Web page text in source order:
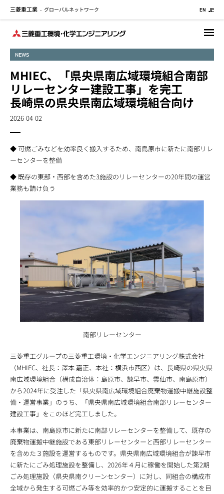
三菱重工業 - グローバルネットワーク EN JP
NEWS
MHIEC、「県央県南広域環境組合南部
リレーセンター建設工事」を完工
長崎県の県央県南広域環境組合向け
2026-04-02
◆ 可燃ごみなどを効率良く搬入するため、南島原市に新たに南部リレ
ーセンターを整備
◆ 既存の東部・西部を含めた3施設のリレーセンターの20年間の運営
業務も請け負う
南部リレーセンター
三菱重工グループの三菱重工環境・化学エンジニアリング株式会社
（MHIEC、社長：澤本 嘉正、本社：横浜市西区）は、長崎県の県央県
南広域環境組合（構成自治体：島原市、諫早市、雲仙市、南島原市）
から2024年に受注した「県央県南広域環境組合廃棄物運搬中継施設整
備・運営事業」のうち、「県央県南広域環境組合南部リレーセンター
建設工事」をこのほど完工しました。
本事業は、南島原市に新たに南部リレーセンターを整備して、既存の
廃棄物運搬中継施設である東部リレーセンターと西部リレーセンター
を含めた３施設を運営するものです。県央県南広域環境組合が諫早市
に新たにごみ処理施設を整備し、2026年４月に稼働を開始した第2期
ごみ処理施設（県央県南クリーンセンター）に対し、同組合の構成市
全域から発生する可燃ごみ等を効率的かつ安定的に運搬することを目